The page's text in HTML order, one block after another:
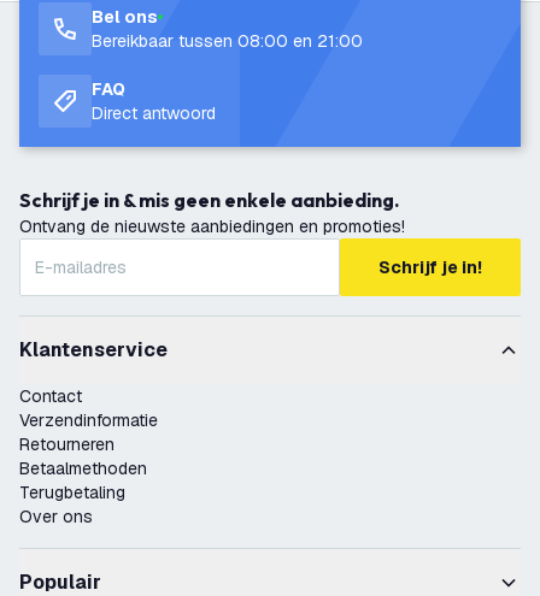
Bel ons
Bereikbaar tussen 08:00 en 21:00
FAQ
Direct antwoord
Schrijf je in & mis geen enkele aanbieding.
Ontvang de nieuwste aanbiedingen en promoties!
Schrijf je in!
Klantenservice
Contact
Verzendinformatie
Retourneren
Betaalmethoden
Terugbetaling
Over ons
Populair